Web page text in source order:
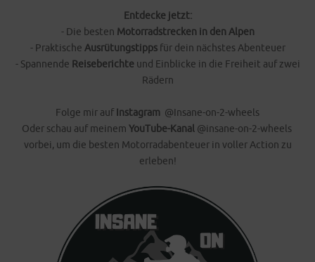
Entdecke jetzt:
- Die besten Motorradstrecken in den Alpen
- Praktische Ausrütungstippsfür dein nächstes Abenteuer
- Spannende Reiseberichteund Einblicke in die Freiheit auf zwei
Rädern
Folge mir auf Instagram @Insane-on-2-wheels
Oder schau auf meinem YouTube-Kanal @insane-on-2-wheels
vorbei, um die besten Motorradabenteuer in voller Action zu
erleben!